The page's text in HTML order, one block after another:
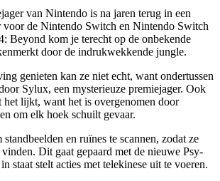
van Nintendo is na jaren terug in een
de Nintendo Switch en Nintendo Switch
Beyond kom je terecht op de onbekende
door de indrukwekkende jungle.
genieten kan ze niet echt, want ondertussen
Sylux, een mysterieuze premiejager. Ook
het lijkt, want het is overgenomen door
om elk hoek schuilt gevaar.
en ruïnes te scannen, zodat ze
Dit gaat gepaard met de nieuwe Psy-
staat stelt acties met telekinese uit te voeren.